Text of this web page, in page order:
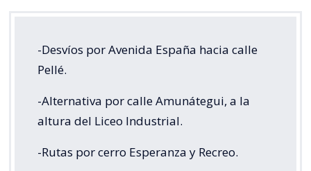
-Desvíos por Avenida España hacia calle
Pellé.
-Alternativa por calle Amunátegui, a la
altura del Liceo Industrial.
-Rutas por cerro Esperanza y Recreo.